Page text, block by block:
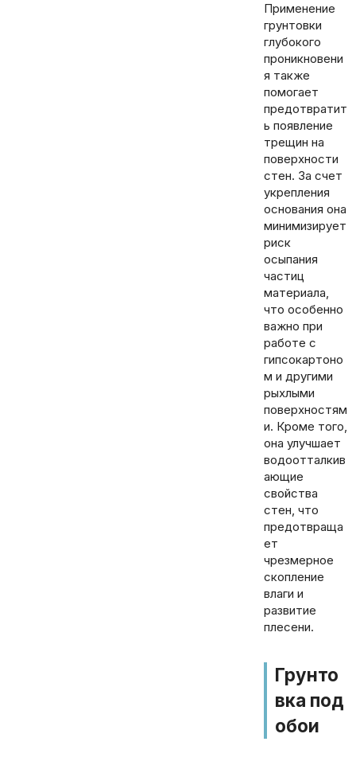
Применение
грунтовки
глубокого
проникновени
я также
помогает
предотвратит
ь появление
трещин на
поверхности
стен. За счет
укрепления
основания она
минимизирует
риск
осыпания
частиц
материала,
что особенно
важно при
работе с
гипсокартоно
м и другими
рыхлыми
поверхностям
и. Кроме того,
она улучшает
водоотталкив
ающие
свойства
стен, что
предотвраща
ет
чрезмерное
скопление
влаги и
развитие
плесени.
Грунто
вка под
обои